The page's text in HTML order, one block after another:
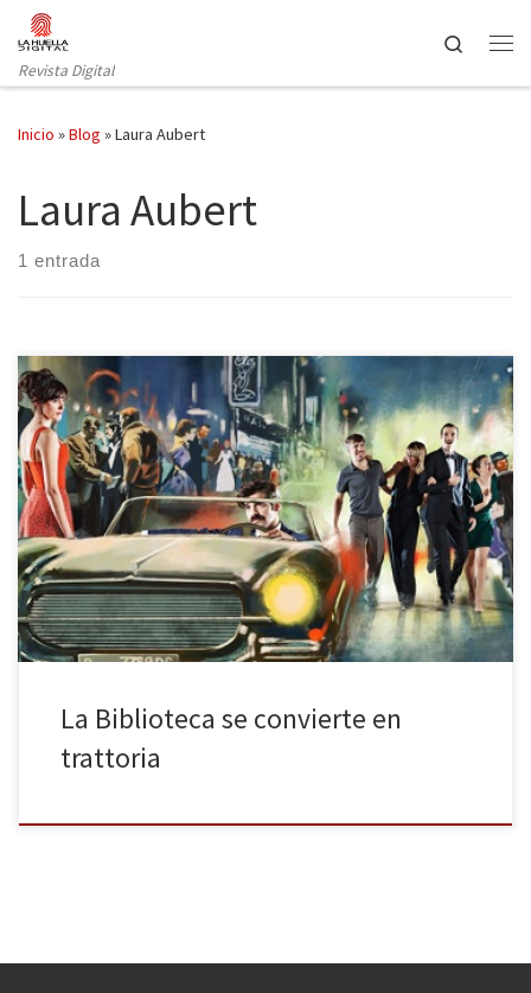
Saltar al contenido
Revista Digital
Search
Inicio »Blog »Laura Aubert
Laura Aubert
1 entrada
La Biblioteca de Catalunya se convierte en la trattoria de
Mirandolina, la hostalera de Goldoni en su célebre comedia. La
Perla 29, en la línea de buenas producciones a la que nos tiene
acostumbrados, apuesta esta vez por un clásico italiano del siglo
XVIII que su director, Pau Carrió, ha […]
La Biblioteca se convierte en
trattoria